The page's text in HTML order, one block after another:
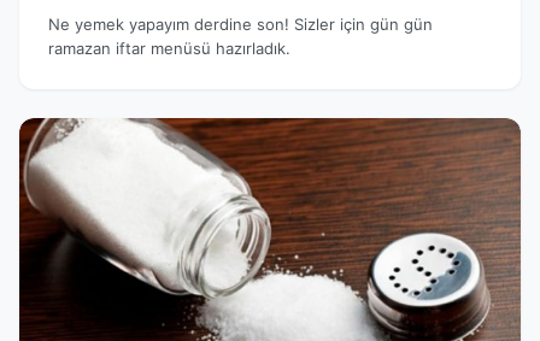
Ne yemek yapayım derdine son! Sizler için gün gün
ramazan iftar menüsü hazırladık.